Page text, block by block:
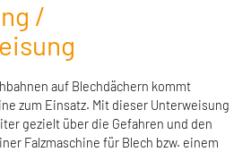
/
auf Blechdächern kommt
zum Einsatz. Mit dieser Unterweisung
gezielt über die Gefahren und den
Falzmaschine für Blech bzw. einem